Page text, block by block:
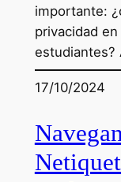
importante:
privacidad
estudiantes?
17/10/2024